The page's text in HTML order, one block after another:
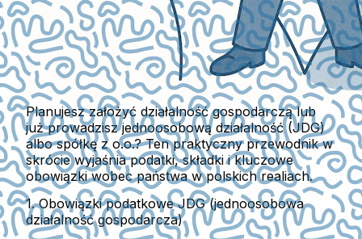
Planujesz założyć działalność gospodarczą lub
już prowadzisz jednoosobową działalność (JDG)
albo spółkę z o.o.? Ten praktyczny przewodnik w
skrócie wyjaśnia podatki, składki i kluczowe
obowiązki wobec państwa w polskich realiach.
1. Obowiązki podatkowe JDG (jednoosobowa
działalność gospodarcza)